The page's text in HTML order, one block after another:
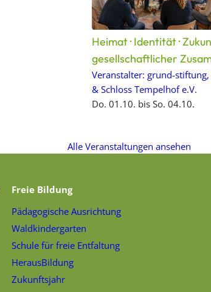
Heimat · Identität ·
gesellschaftlicher
Veranstalter: grund-
& Schloss Tempelhof e.V.
Do. 01.10. bis So. 04.10.
Alle Veranstaltungen ansehen
Freie Bildung
Pädagogische Ausrichtung
Waldkindergarten
Schule für freie Entfaltung
HerausBildung
Zukunftsjahr